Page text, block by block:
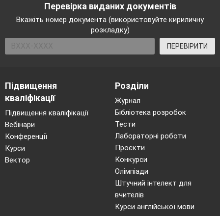
Перевірка виданих документів
Вкажіть номер документа (використовуйте кириличну
розкладку)
ПЕРЕВІРИТИ
Підвищення
кваліфікації
Підвищення кваліфікації
Вебінари
Конференції
Курси
Вектор
Розділи
Журнал
Бібліотека розробок
Тести
Лабораторні роботи
Проєкти
Конкурси
Олімпіади
Штучний інтелект для
вчителів
Курси англійської мови